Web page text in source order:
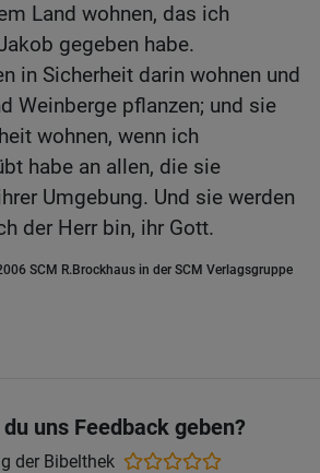
Land wohnen, das ich
gegeben habe.
in Sicherheit darin wohnen und
Weinberge pflanzen; und sie
wohnen, wenn ich
habe an allen, die sie
Umgebung. Und sie werden
der Herr bin, ihr Gott.
SCM R.Brockhaus in der SCM Verlagsgruppe
uns Feedback geben?
der Bibelthek